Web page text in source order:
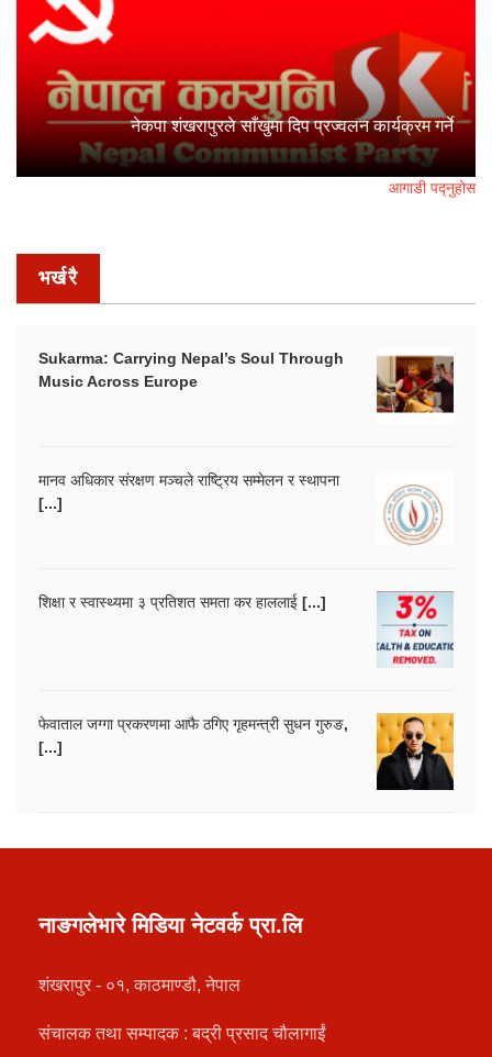
नेकपा शंखरापुरले साँखुमा दिप प्रज्वलन कार्यक्रम गर्ने
आगाडी पद्नुहोस
भर्खरै
Sukarma: Carrying Nepal’s Soul Through
Music Across Europe
मानव अधिकार संरक्षण मञ्चले राष्ट्रिय सम्मेलन र स्थापना
[...]
शिक्षा र स्वास्थ्यमा ३ प्रतिशत समता कर हाललाई [...]
फेवाताल जग्गा प्रकरणमा आफै ठगिए गृहमन्त्री सुधन गुरुङ,
[...]
नाङगलेभारे मिडिया नेटवर्क प्रा.लि
शंखरापुर - ०१, काठमाण्डौ, नेपाल
संचालक तथा सम्पादक : बद्री प्रसाद चौलागाईं